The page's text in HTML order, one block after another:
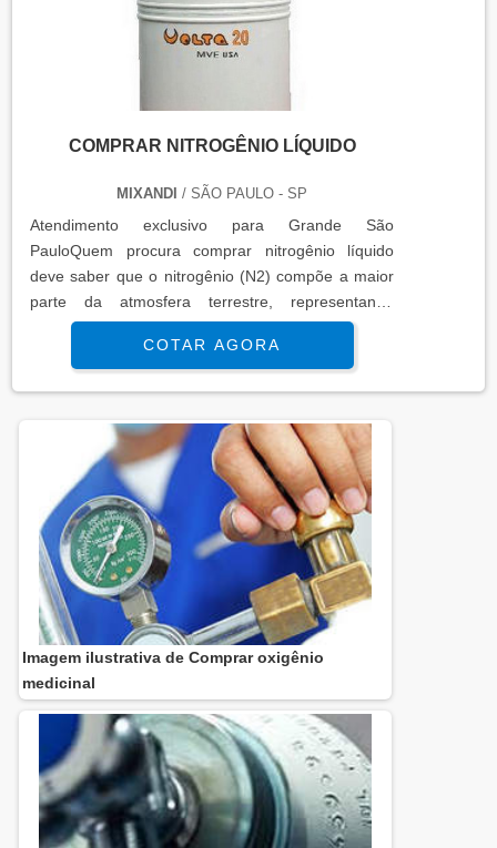
COMPRAR NITROGÊNIO LÍQUIDO
MIXANDI / SÃO PAULO - SP
Atendimento exclusivo para Grande São
PauloQuem procura comprar nitrogênio líquido
deve saber que o nitrogênio (N2) compõe a maior
parte da atmosfera terrestre, representando
78,08% do volume total. É incolor, inodoro, insípido,
não tóxico e quase totalmente inerte. Pode ser um
asfixiante em altas concentrações. DETALHES
nitrogênio é produzido em grandes volumes em
plantas de separação de ar. Um segundo...
COTAR AGORA
Imagem ilustrativa de Comprar oxigênio
medicinal